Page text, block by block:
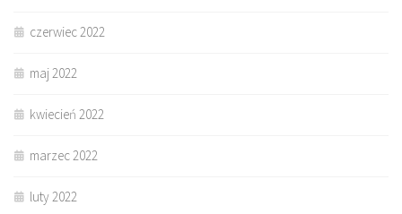
czerwiec 2022
maj 2022
kwiecień 2022
marzec 2022
luty 2022